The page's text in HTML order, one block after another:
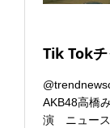
Tik Tok
AKB48高橋
演 ニュー